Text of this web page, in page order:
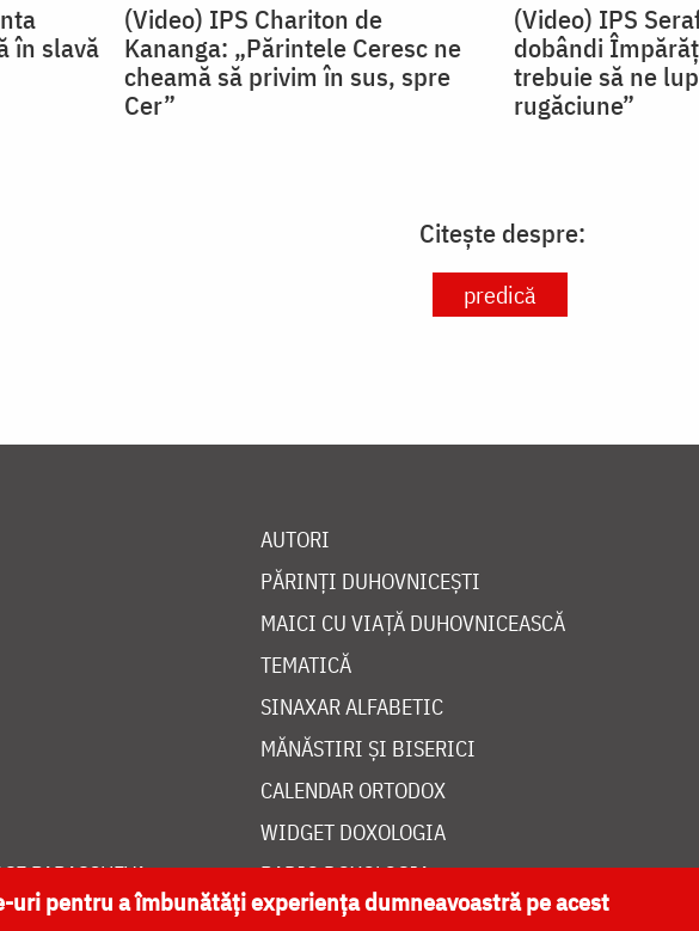
în slavă
(Video) IPS Chariton de
Kananga: „Părintele Ceresc ne
cheamă să privim în sus, spre
Cer”
(Video) IPS
dobândi
trebuie să ne
rugăciune”
Citește despre:
predică
PARASCHEVA
AUTORI
PĂRINȚI DUHOVNICEȘTI
MAICI CU VIAȚĂ DUHOVNICEASCĂ
TEMATICĂ
SINAXAR ALFABETIC
MĂNĂSTIRI ȘI BISERICI
CALENDAR ORTODOX
WIDGET DOXOLOGIA
RADIO DOXOLOGIA
uri pentru a îmbunătăți experiența dumneavoastră pe acest